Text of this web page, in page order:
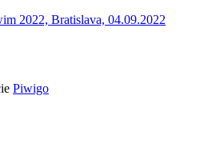
2022, Bratislava, 04.09.2022
Piwigo